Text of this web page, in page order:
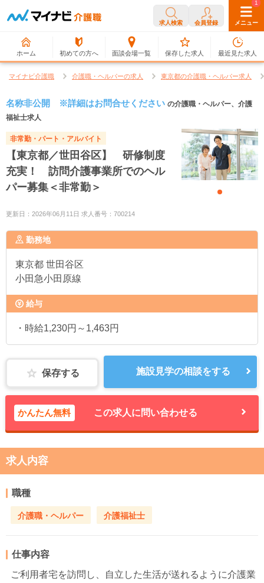
求人検索 会員登録 メニュー
ホーム 初めての方へ 面談会場一覧
0
保存した求人
1
最近見た求人
マイナビ介護職 介護職・ヘルパーの求人 東京都の介護職・ヘルパー求人
名称非公開 ※詳細はお問合せください の介護職・ヘルパー、介護
福祉士求人
非常勤・パート・アルバイト
【東京都／世田谷区】 研修制度
充実！ 訪問介護事業所でのヘル
パー募集＜非常勤＞
更新日：2026年06月11日 求人番号：700214
勤務地
東京都 世田谷区
小田急小田原線
給与
・時給1,230円～1,463円
保存する 施設見学の相談をする
かんたん無料 この求人に問い合わせる
求人内容
職種
介護職・ヘルパー 介護福祉士
仕事内容
ご利用者宅を訪問し、自立した生活が送れるように介護業